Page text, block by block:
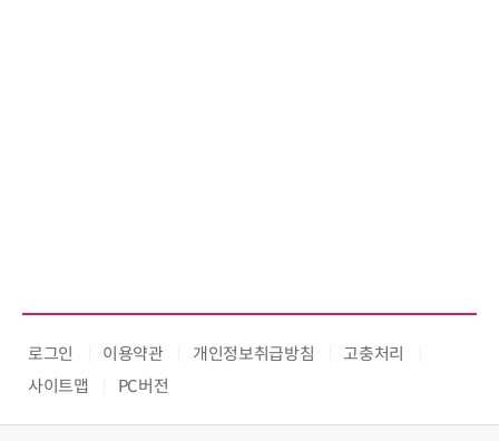
로그인 이용약관 개인정보취급방침
고충처리
사이트맵
PC버전